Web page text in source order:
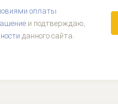
оплаты
и подтверждаю,
данного сайта.